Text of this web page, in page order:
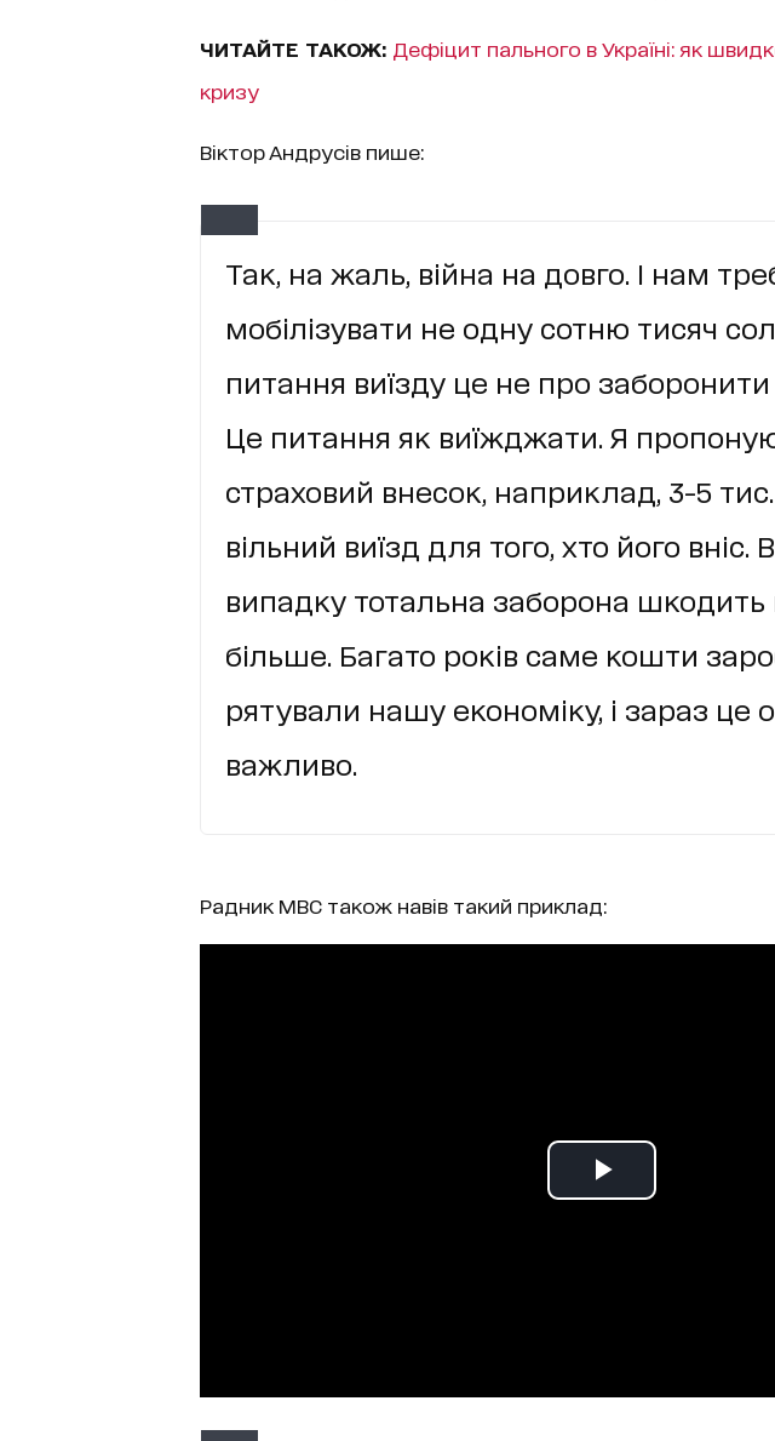
ЧИТАЙТЕ ТАКОЖ: Дефіцит пального в Україні: як
кризу
Віктор Андрусів пише:
Так, на жаль, війна на довго. І нам
мобілізувати не одну сотню тисяч
питання виїзду це не про заборонити
Це питання як виїжджати. Я
страховий внесок, наприклад, 3-5 тис.
вільний виїзд для того, хто його вніс.
випадку тотальна заборона
більше. Багато років саме кошти
рятували нашу економіку, і зараз це
важливо.
Радник МВС також навів такий приклад: